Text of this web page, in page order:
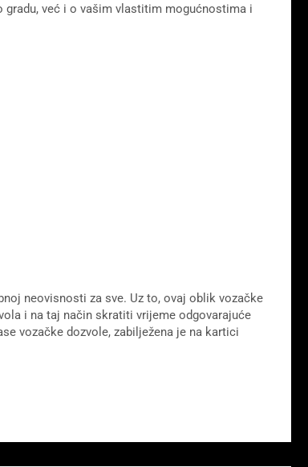
gradu, već i o vašim vlastitim mogućnostima i
neovisnosti za sve. Uz to, ovaj oblik vozačke
i na taj način skratiti vrijeme odgovarajuće
vozačke dozvole, zabilježena je na kartici